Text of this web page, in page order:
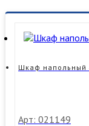
Шкаф напольный
Арт: 021149